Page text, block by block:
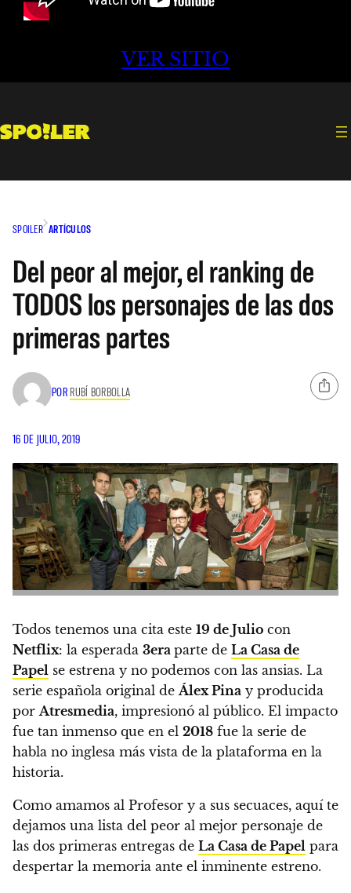
VER SITIO
SPOILER ARTÍCULOS
Del peor al mejor, el ranking de
TODOS los personajes de las dos
primeras partes
POR RUBÍ BORBOLLA
16 DE JULIO, 2019
Todos tenemos una cita este 19 de Julio con
Netflix: la esperada 3era parte de La Casa de
Papel se estrena y no podemos con las ansias. La
serie española original deÁlex Pina y producida
porAtresmedia, impresionó al público. El impacto
fue tan inmenso que en el 2018 fue la serie de
habla no inglesa más vista de la plataforma en la
historia.
Como amamos al Profesor y a sus secuaces, aquí te
dejamos una lista del peor al mejor personaje de
las dos primeras entregas de La Casa de Papel para
despertar la memoria ante el inminente estreno.